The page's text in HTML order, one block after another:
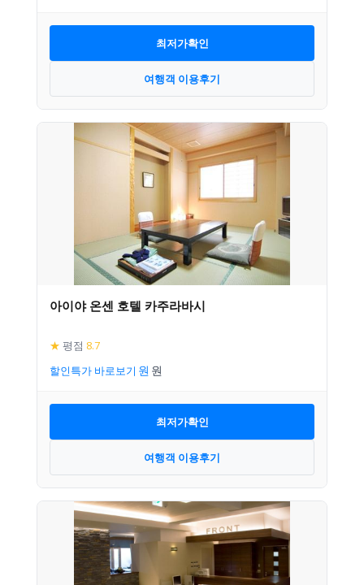
최저가확인
여행객 이용후기
아이야 온센 호텔 카주라바시
★ 평점 8.7
할인특가 바로보기
최저가확인
여행객 이용후기